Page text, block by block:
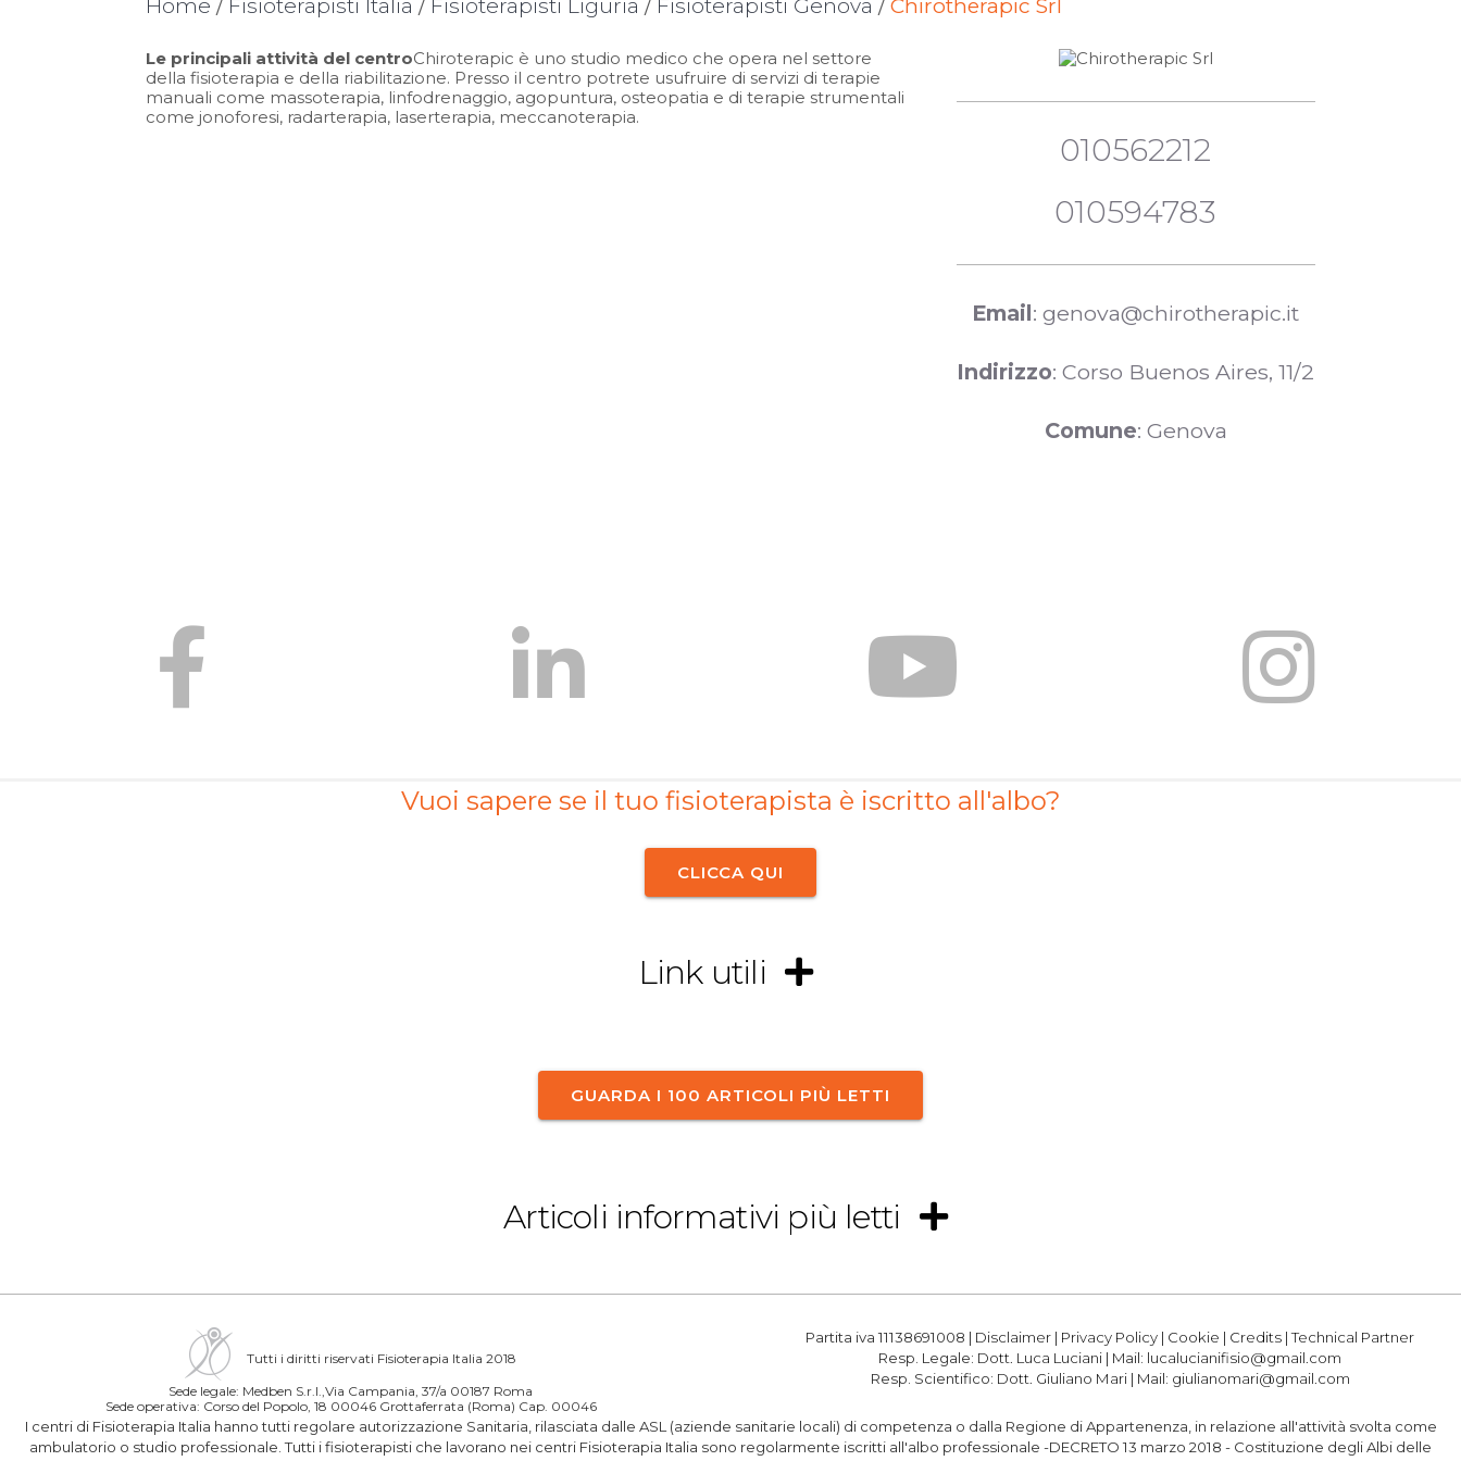
Home / Fisioterapisti Italia / Fisioterapisti Liguria / Fisioterapisti Genova /Chirotherapic Srl
Le principali attività del centroChiroterapic è uno studio medico che opera nel settore
della fisioterapia e della riabilitazione. Presso il centro potrete usufruire di servizi di terapie
manuali come massoterapia, linfodrenaggio, agopuntura, osteopatia e di terapie strumentali
come jonoforesi, radarterapia, laserterapia, meccanoterapia.
010562212
010594783
Email: genova@chirotherapic.it
Indirizzo: Corso Buenos Aires, 11/2
Comune: Genova
Vuoi sapere se il tuo fisioterapista è iscritto all'albo?
CLICCA QUI
Link utili
GUARDA I 100 ARTICOLI PIÙ LETTI
Articoli informativi più letti
Tutti i diritti riservati Fisioterapia Italia 2018
Sede legale: Medben S.r.l.,Via Campania, 37/a 00187 Roma
Sede operativa: Corso del Popolo, 18 00046 Grottaferrata (Roma) Cap. 00046
Partita iva 11138691008 | Disclaimer | Privacy Policy | Cookie | Credits |Technical Partner
Resp. Legale: Dott. Luca Luciani | Mail: lucalucianifisio@gmail.com
Resp. Scientifico: Dott. Giuliano Mari| Mail: giulianomari@gmail.com
I centri di Fisioterapia Italia hanno tutti regolare autorizzazione Sanitaria, rilasciata dalle ASL (aziende sanitarie locali) di competenza o dalla Regione di Appartenenza, in relazione all'attività svolta come
ambulatorio o studio professionale. Tutti i fisioterapisti che lavorano nei centri Fisioterapia Italia sono regolarmente iscritti all'albo professionale -DECRETO 13 marzo 2018 - Costituzione degli Albi delle